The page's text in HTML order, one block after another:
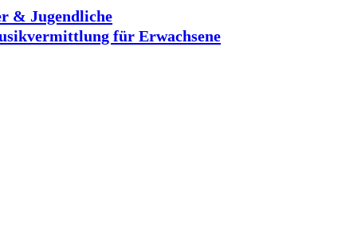
& Jugendliche
für Erwachsene